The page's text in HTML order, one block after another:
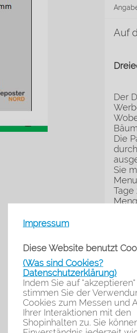
Impressum
Diese Website benutzt
(Was sind Cookies?
Datenschutzerklärung)
Indem Sie auf "akzeptieren"
stimmen Sie der
Cookies zum Messen und
Ihrer Interaktionen mit den
Shopinhalten zu. Sie
Auf
Der
Die
Sie
Wir
Die